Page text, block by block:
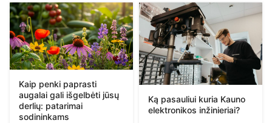
Kaip penki paprasti
augalai gali išgelbėti jūsų
derlių: patarimai
sodininkams
Ką pasauliui kuria Kauno
elektronikos inžinieriai?